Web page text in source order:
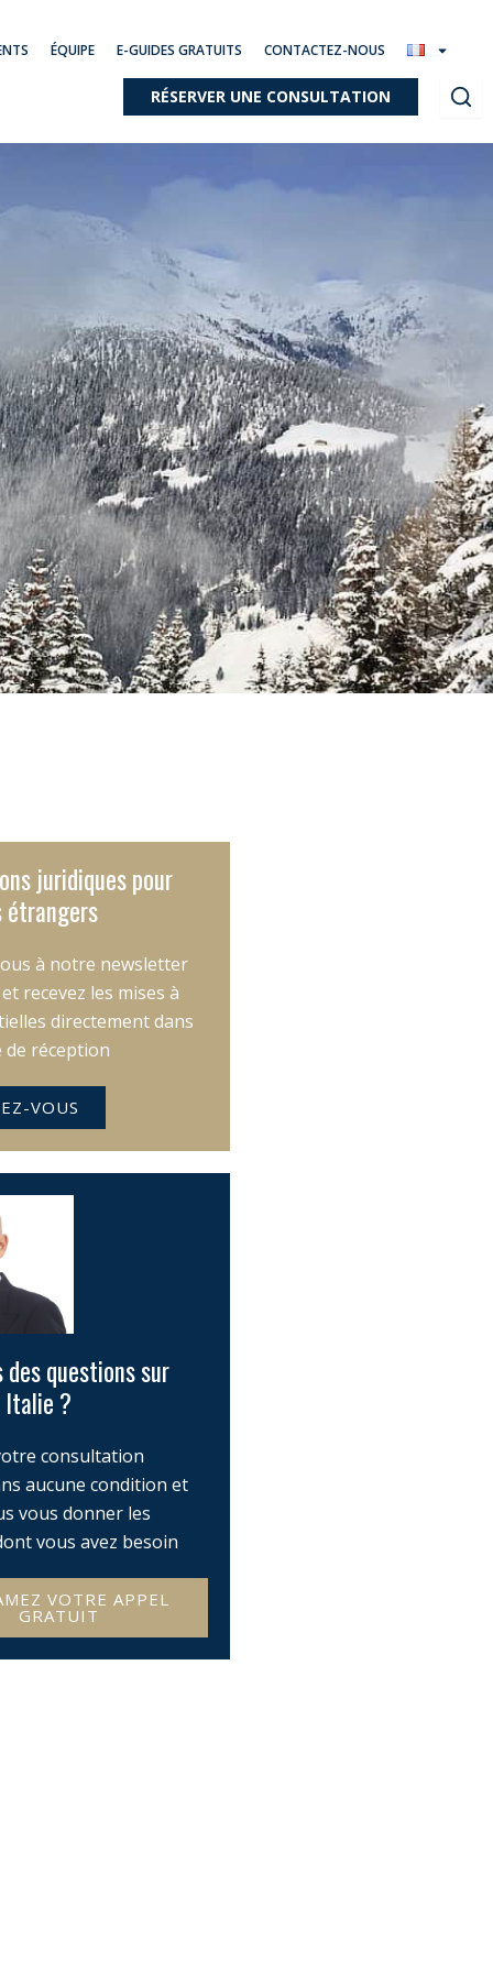
ÉQUIPE E-GUIDES GRATUITS CONTACTEZ-NOUS
RÉSERVER UNE CONSULTATION
juridiques pour
étrangers
à notre newsletter
recevez les mises à
directement dans
réception
VOUS
des questions sur
Italie ?
consultation
aucune condition et
vous donner les
vous avez besoin
VOTRE APPEL
GRATUIT